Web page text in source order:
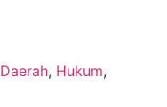
Daerah, Hukum,